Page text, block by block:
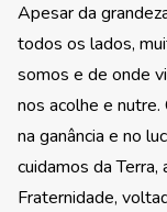
Apesar da
todos os lados,
somos e de onde
nos acolhe e
na ganância e no
cuidamos da Terra,
Fraternidade,